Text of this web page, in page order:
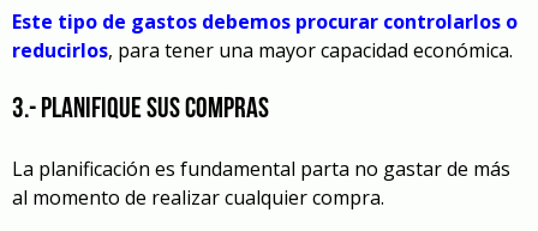
Este tipo de gastos debemos procurar controlarlos o
reducirlos, para tener una mayor capacidad económica.
3.- Planifique sus compras
La planificación es fundamental parta no gastar de más
al momento de realizar cualquier compra.